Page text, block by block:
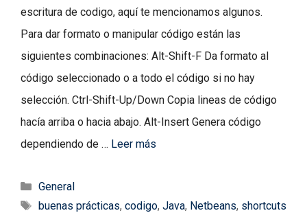
escritura de codigo, aquí te mencionamos algunos.
Para dar formato o manipular código están las
siguientes combinaciones: Alt-Shift-F Da formato al
código seleccionado o a todo el código si no hay
selección. Ctrl-Shift-Up/Down Copia lineas de código
hacía arriba o hacia abajo. Alt-Insert Genera código
dependiendo de … Leer más
Categorías
General
Etiquetas
buenas prácticas, codigo, Java, Netbeans, shortcuts